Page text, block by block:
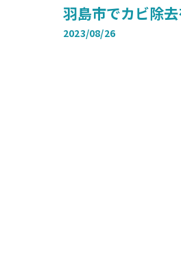
羽島市でカビ除
2023/08/26